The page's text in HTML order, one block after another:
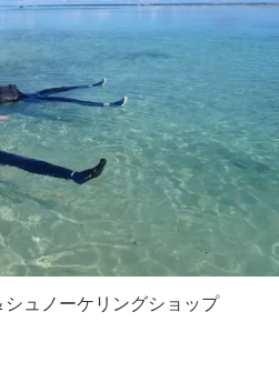
ュノーケリングショップ